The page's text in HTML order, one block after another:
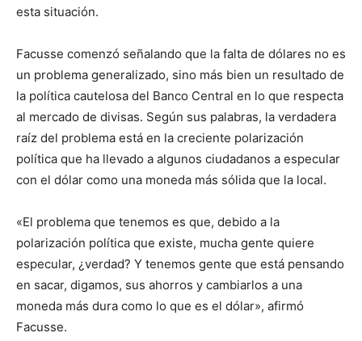
esta situación.
Facusse comenzó señalando que la falta de dólares no es
un problema generalizado, sino más bien un resultado de
la política cautelosa del Banco Central en lo que respecta
al mercado de divisas. Según sus palabras, la verdadera
raíz del problema está en la creciente polarización
política que ha llevado a algunos ciudadanos a especular
con el dólar como una moneda más sólida que la local.
«El problema que tenemos es que, debido a la
polarización política que existe, mucha gente quiere
especular, ¿verdad? Y tenemos gente que está pensando
en sacar, digamos, sus ahorros y cambiarlos a una
moneda más dura como lo que es el dólar», afirmó
Facusse.